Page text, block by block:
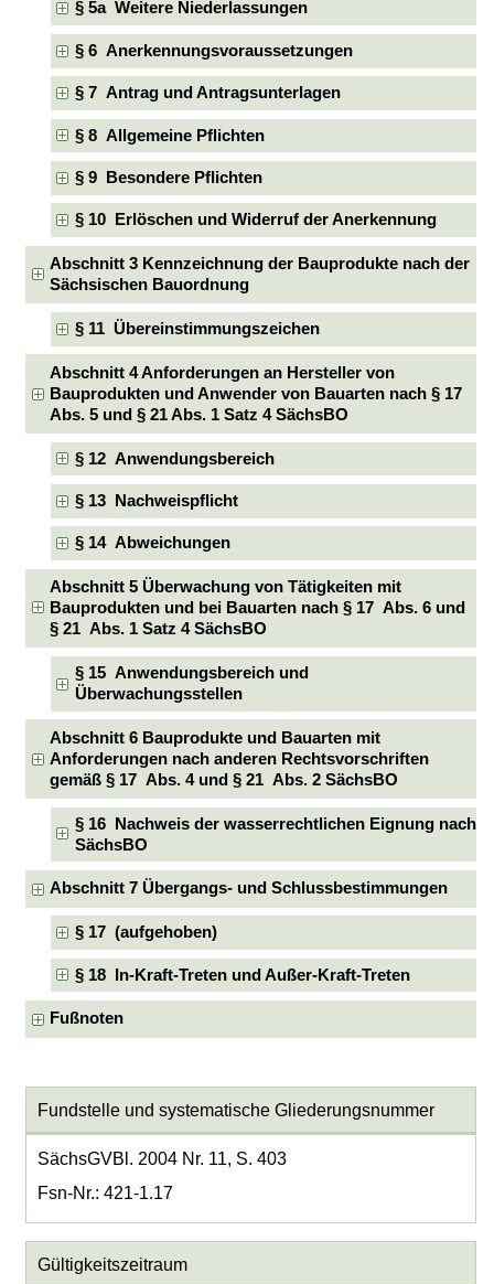
§ 5a Weitere Niederlassungen
§ 6 Anerkennungsvoraussetzungen
§ 7 Antrag und Antragsunterlagen
§ 8 Allgemeine Pflichten
§ 9 Besondere Pflichten
§ 10 Erlöschen und Widerruf der Anerkennung
Abschnitt 3 Kennzeichnung der Bauprodukte nach der
Sächsischen Bauordnung
§ 11 Übereinstimmungszeichen
Abschnitt 4 Anforderungen an Hersteller von
Bauprodukten und Anwender von Bauarten nach § 17
Abs. 5 und § 21 Abs. 1 Satz 4 SächsBO
§ 12 Anwendungsbereich
§ 13 Nachweispflicht
§ 14 Abweichungen
Abschnitt 5 Überwachung von Tätigkeiten mit
Bauprodukten und bei Bauarten nach § 17 Abs. 6 und
§ 21 Abs. 1 Satz 4 SächsBO
§ 15 Anwendungsbereich und
Überwachungsstellen
Abschnitt 6 Bauprodukte und Bauarten mit
Anforderungen nach anderen Rechtsvorschriften
gemäß § 17 Abs. 4 und § 21 Abs. 2 SächsBO
§ 16 Nachweis der wasserrechtlichen Eignung nach
SächsBO
Abschnitt 7 Übergangs- und Schlussbestimmungen
§ 17 (aufgehoben)
§ 18 In-Kraft-Treten und Außer-Kraft-Treten
Fußnoten
Fundstelle und systematische Gliederungsnummer
SächsGVBl. 2004 Nr. 11, S. 403
Fsn-Nr.: 421-1.17
Gültigkeitszeitraum